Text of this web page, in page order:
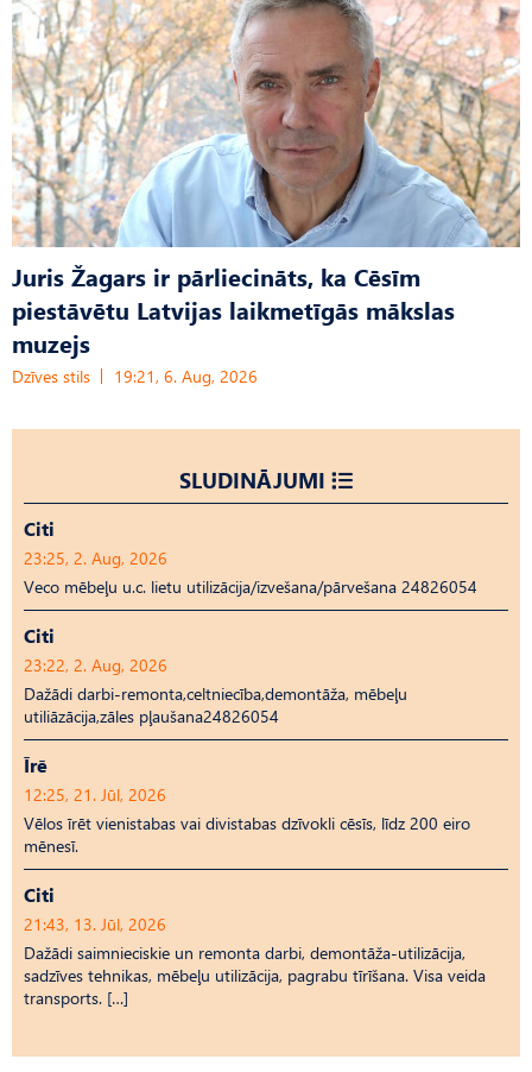
Juris Žagars ir pārliecināts, ka Cēsīm
piestāvētu Latvijas laikmetīgās mākslas
muzejs
Dzīves stils 19:21, 6. Aug, 2026
SLUDINĀJUMI
Citi
23:25, 2. Aug, 2026
Veco mēbeļu u.c. lietu utilizācija/izvešana/pārvešana 24826054
Citi
23:22, 2. Aug, 2026
Dažādi darbi-remonta,celtniecība,demontāža, mēbeļu
utiliāzācija,zāles pļaušana24826054
Īrē
12:25, 21. Jūl, 2026
Vēlos īrēt vienistabas vai divistabas dzīvokli cēsīs, līdz 200 eiro
mēnesī.
Citi
21:43, 13. Jūl, 2026
Dažādi saimnieciskie un remonta darbi, demontāža-utilizācija,
sadzīves tehnikas, mēbeļu utilizācija, pagrabu tīrīšana. Visa veida
transports. […]